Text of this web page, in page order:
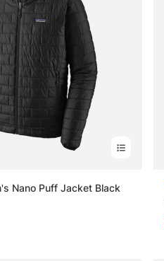
Nano Puff Jacket Black